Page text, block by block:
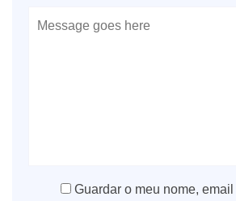
Guardar o meu nome,